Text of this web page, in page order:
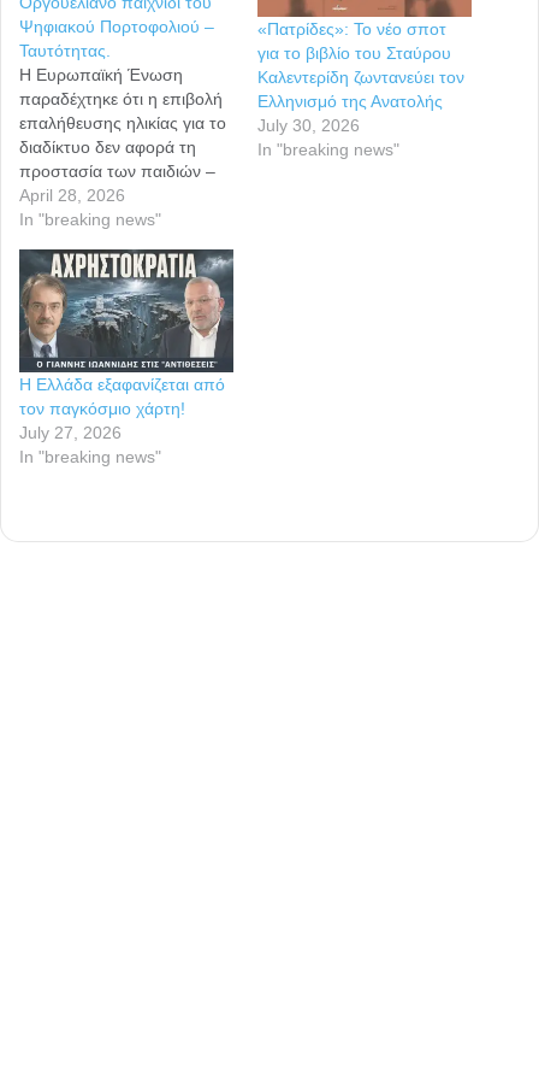
Ψηφιακού Πορτοφολιού –
Ταυτότητας.
Η Ευρωπαϊκή Ένωση
παραδέχτηκε ότι η επιβολή
επαλήθευσης ηλικίας για το
διαδίκτυο δεν αφορά τη
προστασία των παιδιών –
Είναι το Οργουελιανό
παιχνίδι του Ψηφιακού
Μπορούμε να τους
νικήσουμε με τους δικούς
τους κανόνες! Αφυπνίσου…
Η ΕΕ δεν προστατεύει τα
παιδιά, αλυσοδένει τους
ενήλικες στο όνομα της…
April 28, 2026
In "breaking news"
«Πατρίδες»: Το νέο σποτ
για το βιβλίο του Σταύρου
Καλεντερίδη ζωντανεύει τον
Ελληνισμό της Ανατολής
July 30, 2026
In "breaking news"
Η Ελλάδα εξαφανίζεται από
τον παγκόσμιο χάρτη!
July 27, 2026
In "breaking news"